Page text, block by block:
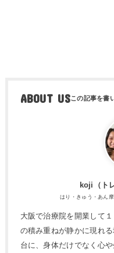
ABOUT US
koji（ト
はり・きゅう・あん
大阪で治療院を開業して
の積み重ねが静かに現れ
台に、身体だけでなく心